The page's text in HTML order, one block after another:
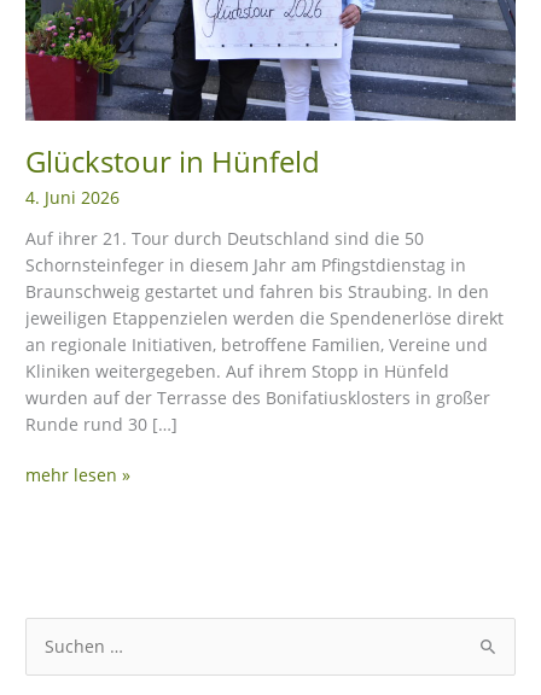
Glückstour in Hünfeld
4. Juni 2026
Auf ihrer 21. Tour durch Deutschland sind die 50
Schornsteinfeger in diesem Jahr am Pfingstdienstag in
Braunschweig gestartet und fahren bis Straubing. In den
jeweiligen Etappenzielen werden die Spendenerlöse direkt
an regionale Initiativen, betroffene Familien, Vereine und
Kliniken weitergegeben. Auf ihrem Stopp in Hünfeld
wurden auf der Terrasse des Bonifatiusklosters in großer
Runde rund 30 […]
mehr lesen »
u